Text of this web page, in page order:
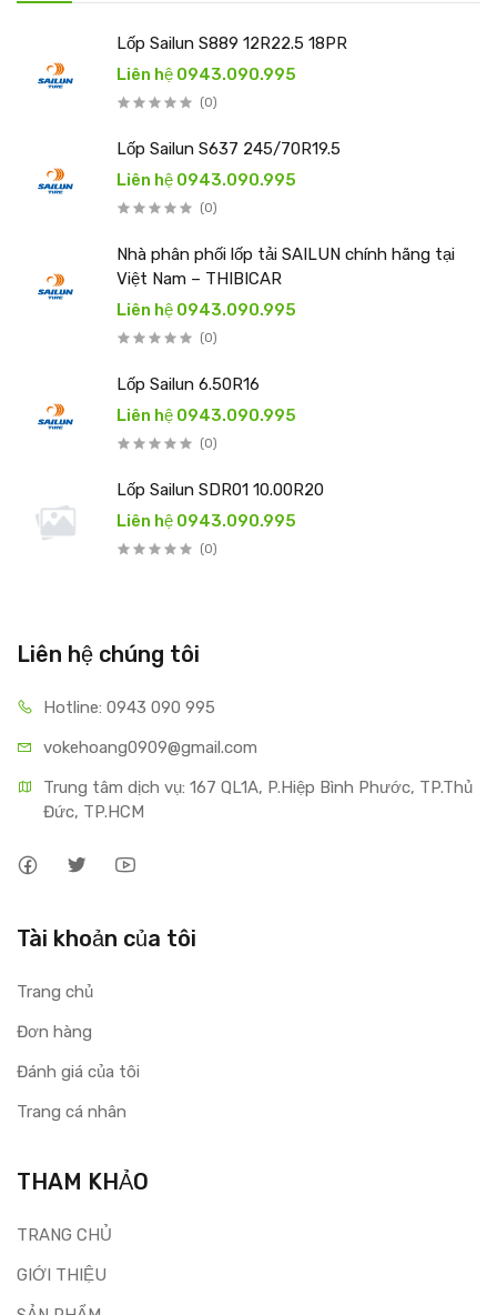
Lốp Sailun S889 12R22.5 18PR
Liên hệ 0943.090.995
(0)
Lốp Sailun S637 245/70R19.5
Liên hệ 0943.090.995
(0)
Nhà phân phối lốp tải SAILUN chính hãng tại
Việt Nam – THIBICAR
Liên hệ 0943.090.995
(0)
Lốp Sailun 6.50R16
Liên hệ 0943.090.995
(0)
Lốp Sailun SDR01 10.00R20
Liên hệ 0943.090.995
(0)
Liên hệ chúng tôi
Hotline: 0943 090 995
vokehoang0909@gmail.com
Trung tâm dịch vụ: 167 QL1A, P.Hiệp Bình Phước, TP.Thủ
Đức, TP.HCM
Tài khoản của tôi
Trang chủ
Đơn hàng
Đánh giá của tôi
Trang cá nhân
THAM KHẢO
TRANG CHỦ
GIỚI THIỆU